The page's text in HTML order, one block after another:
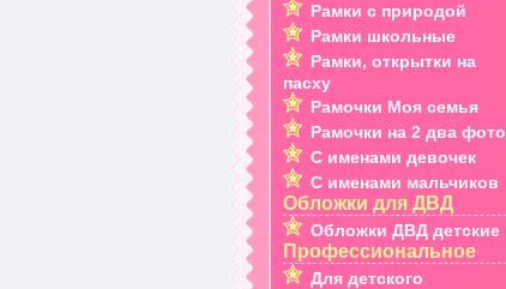
Рамки с природой
Рамки школьные
Рамки, открытки на
пасху
Рамочки Моя семья
Рамочки на 2 два фото
С именами девочек
С именами мальчиков
Обложки для ДВД
Обложки ДВД детские
Профессиональное
Для детского